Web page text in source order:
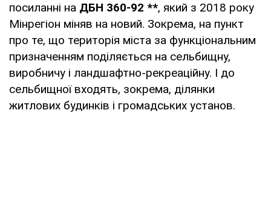
посиланні на ДБН 360-92 **, який з 2018 року
Мінрегіон міняв на новий. Зокрема, на пункт
про те, що територія міста за функціональним
призначенням поділяється на сельбищну,
виробничу і ландшафтно-рекреаційну. І до
сельбищної входять, зокрема, ділянки
житлових будинків і громадських установ.